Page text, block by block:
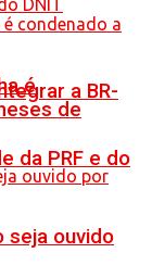
a BR-
da PRF e do
é
de
seja ouvido